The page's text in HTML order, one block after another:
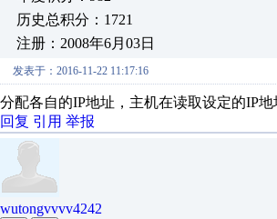
历史总积分：1721
注册：2008年6月03日
发表于：2016-11-22 11:17:16
分配各自的IP地址，主机在读取设定的IP地
回复 引用 举报
wutongvvvv4242